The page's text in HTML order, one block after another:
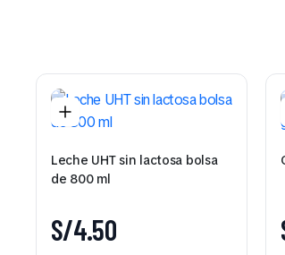
Leche UHT sin lactosa bolsa
de 800 ml
S/4.50